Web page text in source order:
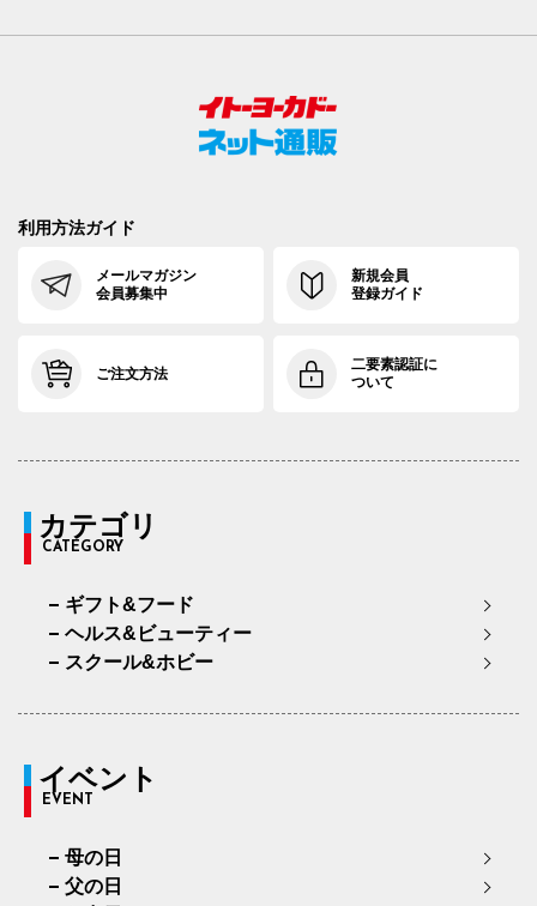
利用方法ガイド
メールマガジン
会員募集中
新規会員
登録ガイド
ご注文方法
二要素認証に
ついて
カテゴリ
CATEGORY
ギフト&フード
ヘルス&ビューティー
スクール&ホビー
イベント
EVENT
母の日
父の日